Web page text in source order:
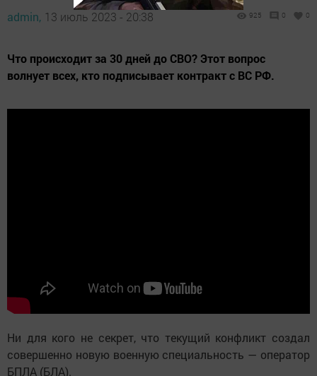
admin, 13 июль 2023 - 20:38 925 0 0
Что происходит за 30 дней до СВО? Этот вопрос
волнует всех, кто подписывает контракт с ВС РФ.
Ни для кого не секрет, что текущий конфликт создал
совершенно новую военную специальность — оператор
БПЛА (БЛА).